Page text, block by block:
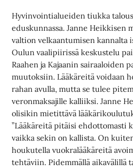
Hyvinvointialueiden tiukka
eduskunnassa. Janne Heikkisen
valtion velkaantumisen kannalta
Oulun vaalipiirissä keskustelu
Raahen ja Kajaanin sairaaloiden
muutoksiin. Lääkäreitä voidaan
rahan avulla, mutta se tulee
veronmaksajille kalliiksi. Janne
olisikin mietittävä
”Lääkäreitä pitäisi ehdottomasti
vaikka sekin on kallista. On
houkutella vuokralääkäreitä
tehtäviin. Pidemmällä aikavälillä